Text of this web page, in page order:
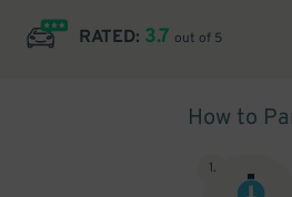
RATED: 3.7 out of 5
How to
1.